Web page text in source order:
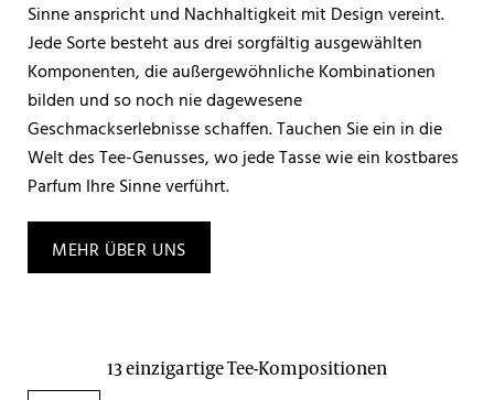
Sinne anspricht und Nachhaltigkeit mit Design vereint.
Jede Sorte besteht aus drei sorgfältig ausgewählten
Komponenten, die außergewöhnliche Kombinationen
bilden und so noch nie dagewesene
Geschmackserlebnisse schaffen. Tauchen Sie ein in die
Welt des Tee-Genusses, wo jede Tasse wie ein kostbares
Parfum Ihre Sinne verführt.
MEHR ÜBER UNS
13 einzigartige Tee-Kompositionen